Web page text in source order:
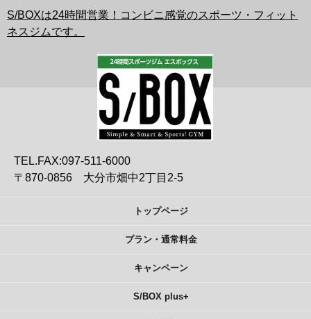
S/BOXは24時間営業！コンビニ感覚のスポーツ・フィット
ネスジムです。
TEL.FAX:097-511-6000
〒870-0856 大分市畑中2丁目2-5
トップページ
プラン・通常料金
キャンペーン
S/BOX plus+